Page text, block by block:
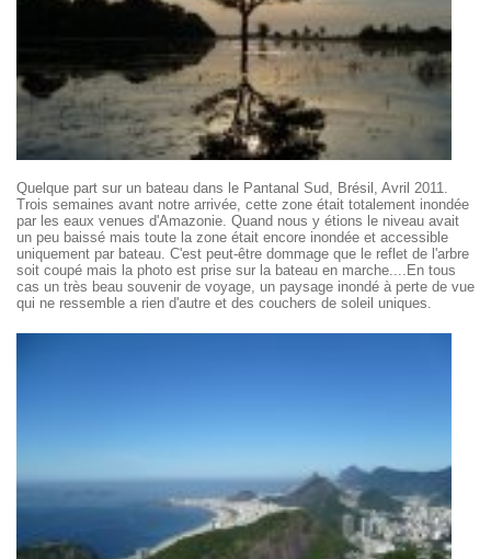
Quelque part sur un bateau dans le Pantanal Sud, Brésil, Avril 2011.
Trois semaines avant notre arrivée, cette zone était totalement inondée
par les eaux venues d'Amazonie. Quand nous y étions le niveau avait
un peu baissé mais toute la zone était encore inondée et accessible
uniquement par bateau. C'est peut-être dommage que le reflet de l'arbre
soit coupé mais la photo est prise sur la bateau en marche....En tous
cas un très beau souvenir de voyage, un paysage inondé à perte de vue
qui ne ressemble a rien d'autre et des couchers de soleil uniques.